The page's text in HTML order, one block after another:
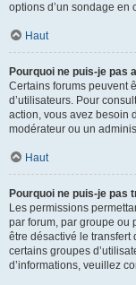
options d’un sondage en
Haut
Pourquoi ne puis-je pas
Certains forums peuvent
d’utilisateurs. Pour
action, vous avez besoin
modérateur ou un
Haut
Pourquoi ne puis-je pas
Les permissions
par forum, par groupe ou
être désactivé le
certains groupes
d’informations, veuillez